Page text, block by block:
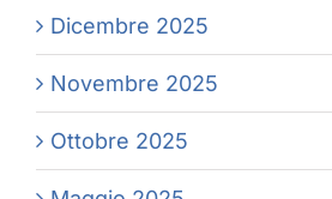
Dicembre 2025
Novembre 2025
Ottobre 2025